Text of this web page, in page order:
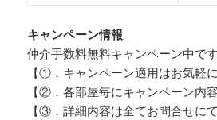
キャンペーン情報
仲介手数料無料キャンペーン中です
【①．キャンペーン適用はお気軽
【②．各部屋毎にキャンペーン内
【③．詳細内容は全てお問合せに